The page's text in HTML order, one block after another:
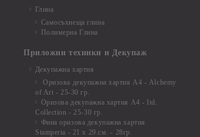
Глина
Самосъхнеща глина
Полимерна Глина
Приложни техники и Декупаж
Декупажна хартия
Оризова декупажна хартия А4 - Alchemy
of Art - 25-30 гр.
Оризова декупажна хартия А4 - Itd.
Collection - 25-30 гр.
Фина оризова декупажна хартия
Stamperia - 21 х 29.см. - 28гр.